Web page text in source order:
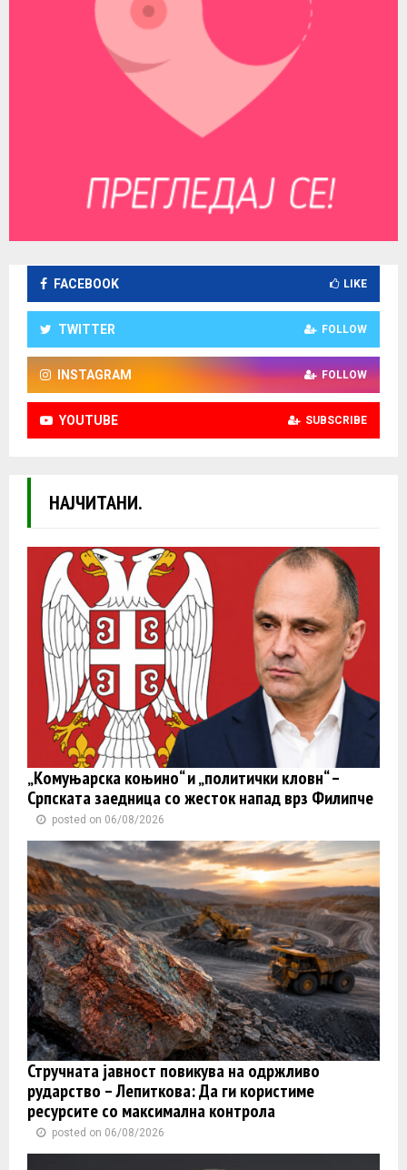
FACEBOOK LIKE
TWITTER FOLLOW
INSTAGRAM FOLLOW
YOUTUBE SUBSCRIBE
НАЈЧИТАНИ.
„Комуњарска коњино“ и „политички кловн“ –
Српската заедница со жесток напад врз Филипче
posted on 06/08/2026
Стручната јавност повикува на одржливо
рударство – Лепиткова: Да ги користиме
ресурсите со максимална контрола
posted on 06/08/2026